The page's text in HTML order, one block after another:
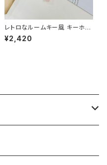
レトロなルームキー風 キーホル
ダー（ピンク）
¥2,420